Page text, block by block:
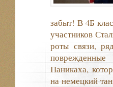
забыт! В 4Б
участников
роты связи,
Паникаха,
на немецкий